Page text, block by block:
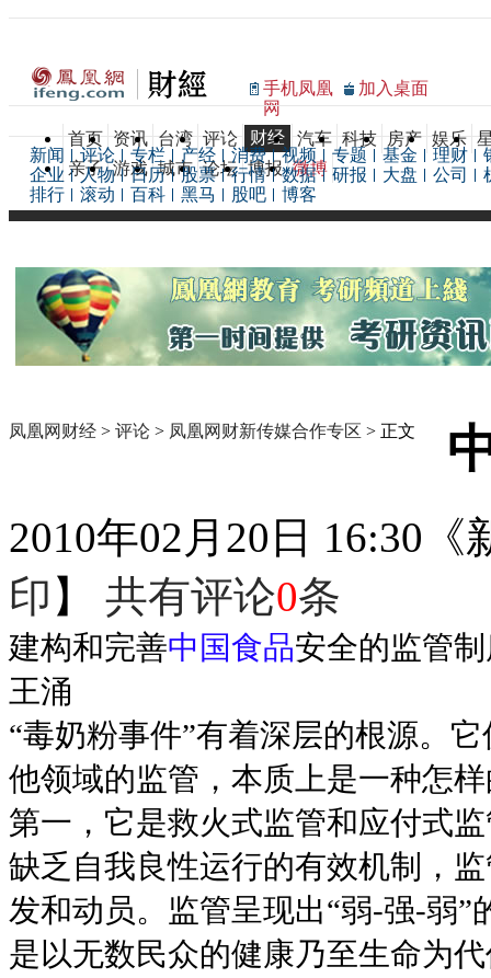
手机凤凰
网
加入桌面
首页 资讯 台湾 评论 财经 汽车 科技 房产 娱乐
亲子 游戏 城市 论坛 博报 微博
新闻 评论 专栏 产经 消费 视频 专题 基金 理财
企业
人物 日历 股票 行情 数据 研报 大盘 公司
排行
滚动 百科 黑马 股吧 博客
凤凰网财经 > 评论 > 凤凰网财新传媒合作专区 > 正文
2010年02月20日 16:30
印 】 共有评论0条
建构和完善中国食品安全的监管
王涌
“毒奶粉事件”有着深层的根源。
他领域的监管，本质上是一种怎
第一，它是救火式监管和应付式
缺乏自我良性运行的有效机制，
发和动员。监管呈现出“弱-强-弱
是以无数民众的健康乃至生命为